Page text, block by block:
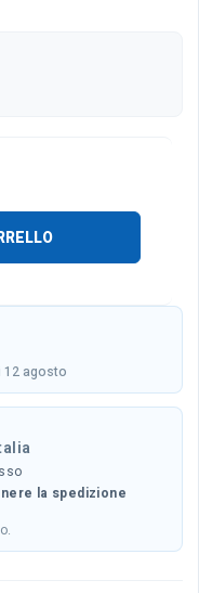
12 agosto
la spedizione